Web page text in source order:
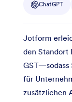
ChatGPT
Jotform
den Standort
GST—sodass
für
zusätzlichen